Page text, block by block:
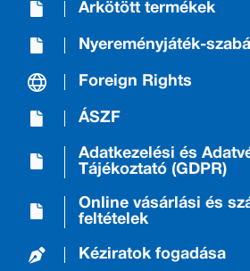
Árkötött termékek
Nyereményjáték-
Foreign Rights
ÁSZF
Adatkezelési és
Tájékoztató (GDPR)
Online vásárlási és
feltételek
Kéziratok fogadása